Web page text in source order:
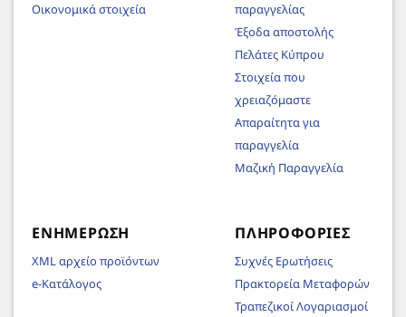
Οικονομικά στοιχεία
παραγγελίας
Έξοδα αποστολής
Πελάτες Κύπρου
Στοιχεία που
χρειαζόμαστε
Απαραίτητα για
παραγγελία
Μαζική Παραγγελία
ΕΝΗΜΈΡΩΣΗ
XML αρχείο προϊόντων
e-Κατάλογος
ΠΛΗΡΟΦΟΡΊΕΣ
Συχνές Ερωτήσεις
Πρακτορεία Μεταφορών
Τραπεζικοί Λογαριασμοί